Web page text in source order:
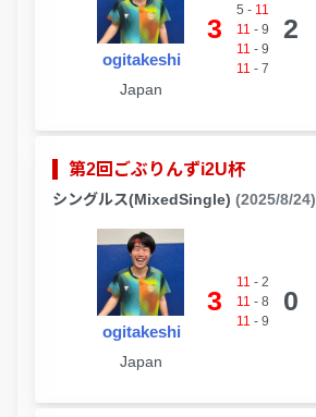
ogitakeshi
Japan
3
5 - 11
11 - 9
11 - 9
11 - 7
2
第2回ごぶりんずi2U杯
シングルス(MixedSingle) (2025/8/24)
ogitakeshi
Japan
3
11 - 2
11 - 8
11 - 9
0